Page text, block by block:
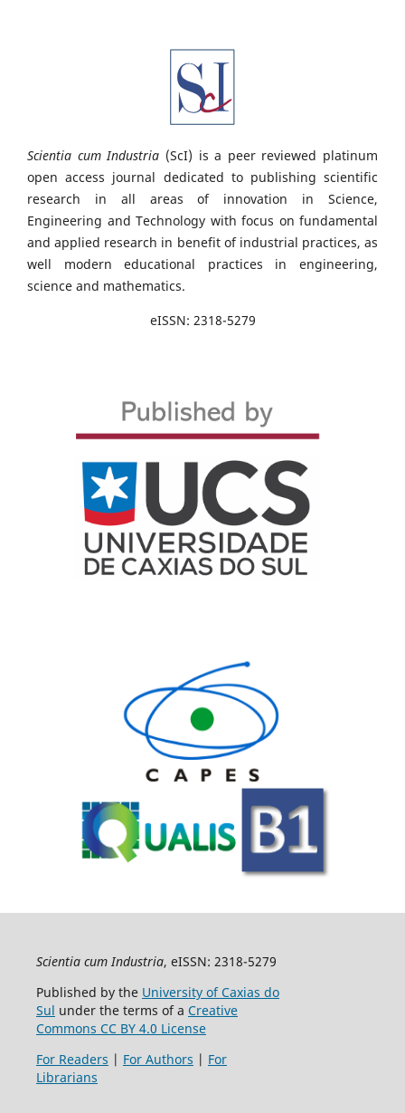
Scientia cum Industria (ScI) is a peer reviewed platinum
open access journal dedicated to publishing scientific
research in all areas of innovation in Science,
Engineering and Technology with focus on fundamental
and applied research in benefit of industrial practices, as
well modern educational practices in engineering,
science and mathematics.
eISSN: 2318-5279
Scientia cum Industria, eISSN: 2318-5279
Published by the University of Caxias do
Sul under the terms of a Creative
Commons CC BY 4.0 License
For Readers | For Authors | For
Librarians